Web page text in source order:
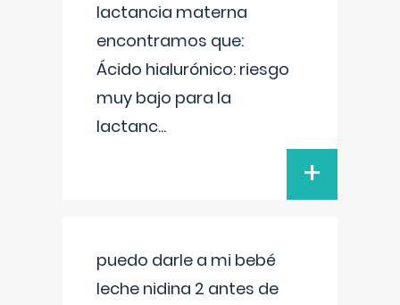
lactancia materna
encontramos que:
Ácido hialurónico: riesgo
muy bajo para la
lactanc...
+
puedo darle a mi bebé
leche nidina 2 antes de